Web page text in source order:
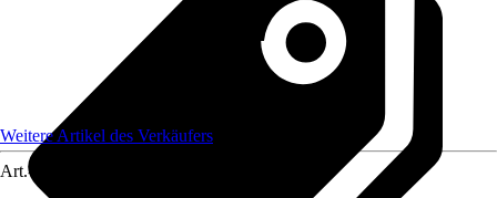
Weitere Artikel des Verkäufers
Art.-Nr.